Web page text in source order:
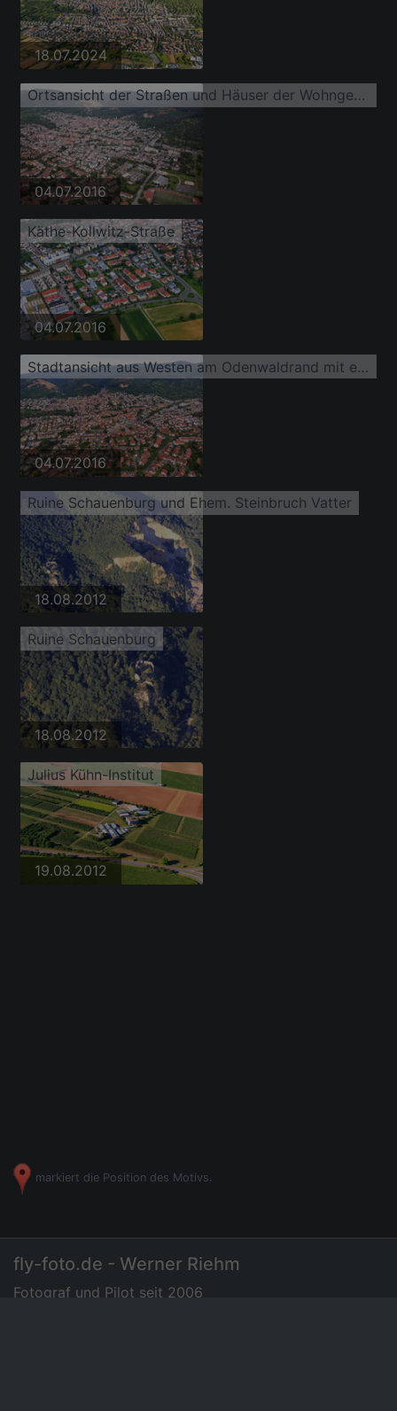
18.07.2024
Ortsansicht der Straßen und Häuser der Wohngebiete
04.07.2016
Käthe-Kollwitz-Straße
04.07.2016
Stadtansicht aus Westen am Odenwaldrand mit ehem. Steinbruch Vatter und Steinbruch Leferenz Dossenheim
04.07.2016
Ruine Schauenburg und Ehem. Steinbruch Vatter
18.08.2012
Ruine Schauenburg
18.08.2012
Julius Kühn-Institut
19.08.2012
markiert die Position des Motivs.
fly-foto.de - Werner Riehm
Fotograf und Pilot seit 2006